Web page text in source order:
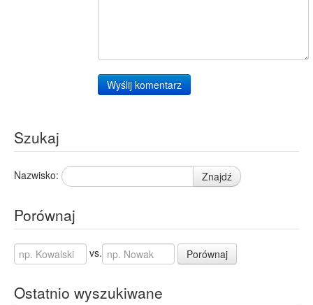
Wyślij komentarz
Szukaj
Nazwisko: Znajdź
Porównaj
vs. Porównaj
Ostatnio wyszukiwane